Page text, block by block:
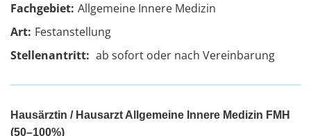
Fachgebiet: Allgemeine Innere Medizin
Art: Festanstellung
Stellenantritt: ab sofort oder nach Vereinbarung
Hausärztin / Hausarzt Allgemeine Innere Medizin FMH
(50–100%)